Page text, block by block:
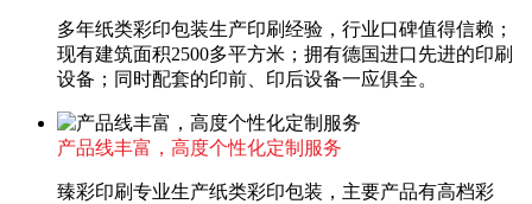
多年纸类彩印包装生产印刷经验，行业口碑值得信赖；
现有建筑面积2500多平方米；拥有德国进口先进的印刷
设备；同时配套的印前、印后设备一应俱全。
产品线丰富，高度个性化定制服务
臻彩印刷专业生产纸类彩印包装，主要产品有高档彩